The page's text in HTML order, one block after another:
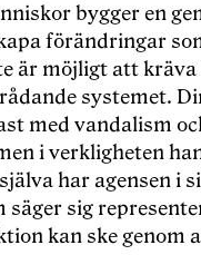
bygger en
förändringar
är möjligt att kräva
systemet.
med vandalism
i verkligheten
har agensen i
säger sig
kan ske genom